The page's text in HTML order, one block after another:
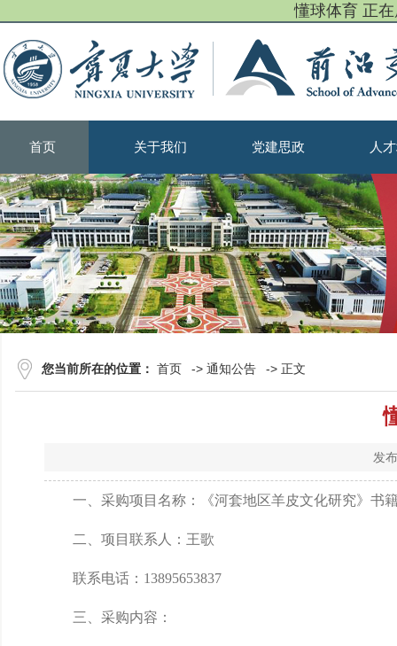
懂球体育 正
首页 关于我们 党建思政 人
您当前所在的位置： 首页 -> 通知公告 -> 正文
发
一、采购项目名称：《河套地区羊皮文化研究》书
二、项目联系人：王歌
联系电话：13895653837
三、采购内容：